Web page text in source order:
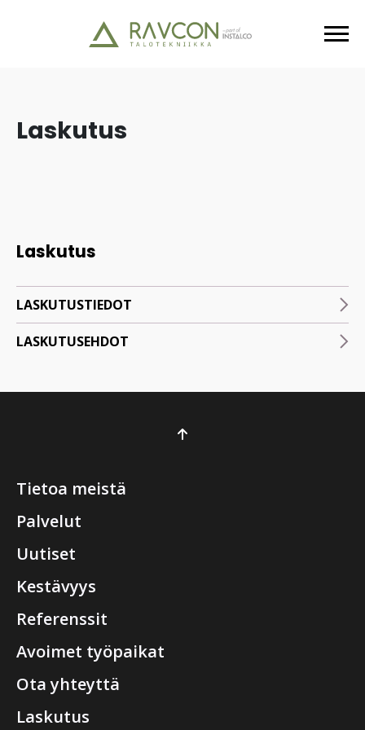
Laskutus
Laskutus
LASKUTUSTIEDOT
LASKUTUSEHDOT
Tietoa meistä
Palvelut
Uutiset
Kestävyys
Referenssit
Avoimet työpaikat
Ota yhteyttä
Laskutus